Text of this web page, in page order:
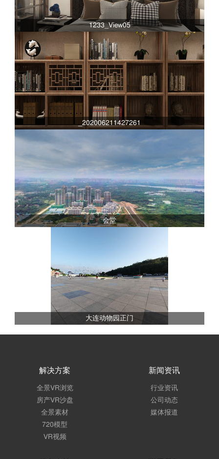
1233_View05
_202006211427261
会堂
大连动物园正门
解决方案
全景VR浏览
房产VR沙盘
全景素材
720模型
VR视频
新闻资讯
行业资讯
公司动态
媒体报道